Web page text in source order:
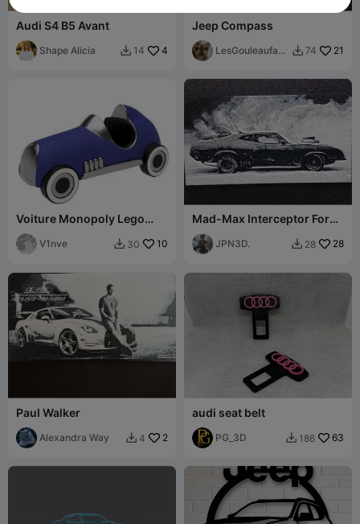
Audi S4 B5 Avant
Shape Alicia  14 4
Jeep Compass
LesGouleaufami
 74 21
Voiture Monopoly Lego
multicolore
V1nve  30 10
Mad-Max Interceptor Ford
Falcon
JPN3D.  28 28
Paul Walker
Alexandra Way  4 2
audi seat belt
PG_3D  186 63